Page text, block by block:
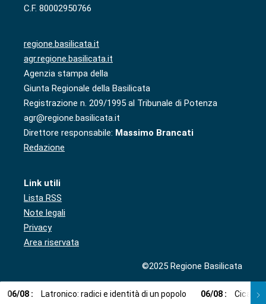
C.F. 80002950766
regione.basilicata.it
agr.regione.basilicata.it
Agenzia stampa della
Giunta Regionale della Basilicata
Registrazione n. 209/1995 al Tribunale di Potenza
agr@regione.basilicata.it
Direttore responsabile: Massimo Brancati
Redazione
Link utili
Lista RSS
Note legali
Privacy
Area riservata
©2025 Regione Basilicata
06/08 : Latronico: radici e identità di un popolo 06/08 : Cicala: